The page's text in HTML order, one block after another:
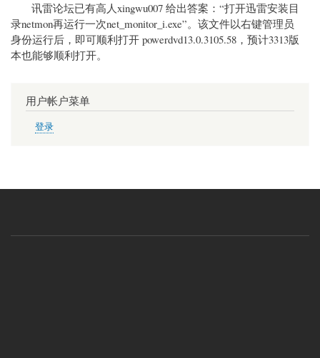
讯雷论坛已有高人xingwu007 给出答案：“打开迅雷安装目
录netmon再运行一次net_monitor_i.exe”。该文件以右键管理员
身份运行后，即可顺利打开 powerdvd13.0.3105.58，预计3313版
本也能够顺利打开。
用户帐户菜单
登录